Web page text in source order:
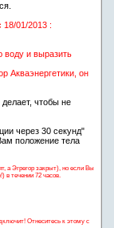
18/01/2013 :
воду и выразить
Акваэнергетики, он
чтобы не
через 30 секунд"
положение тела
а Эгрегор закрыт), но если Вы
в течении 72 часов.
Отнеситесь к этому с